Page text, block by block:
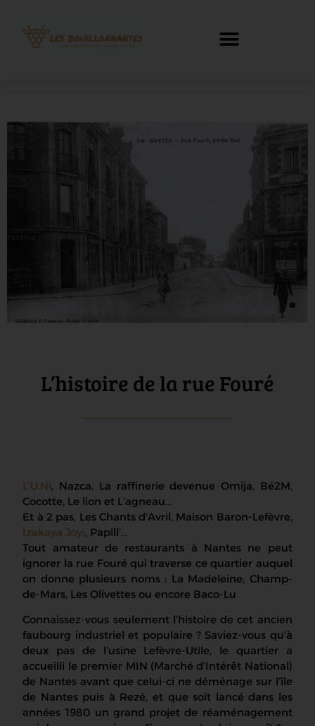
L’histoire de la rue Fouré
L’U.Ni, Nazca, La raffinerie devenue Omija, Bé2M,
Cocotte, Le lion et L’agneau…
Et à 2 pas, Les Chants d’Avril, Maison Baron-Lefèvre,
Izakaya Joyi, Papill’…
Tout amateur de restaurants à Nantes ne peut
ignorer la rue Fouré qui traverse ce quartier auquel
on donne plusieurs noms : La Madeleine, Champ-
de-Mars, Les Olivettes ou encore Baco-Lu
Connaissez-vous seulement l’histoire de cet ancien
faubourg industriel et populaire ? Saviez-vous qu’à
deux pas de l’usine Lefèvre-Utile, le quartier a
accueilli le premier MIN (Marché d’Intérêt National)
de Nantes avant que celui-ci ne déménage sur l’île
de Nantes puis à Rezé, et que soit lancé dans les
années 1980 un grand projet de réaménagement